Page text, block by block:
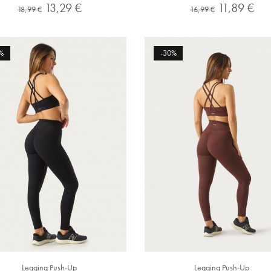
Preço
18,99 € Preço
13,29 € Preço
16,99 € Preço
11,89 €
Legging Push-Up Legging Push-Up
-30%